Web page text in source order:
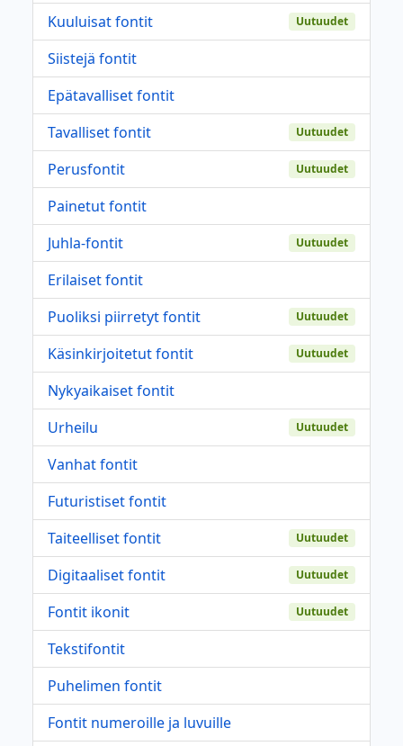
Kuuluisat fontit Uutuudet
Siistejä fontit
Epätavalliset fontit
Tavalliset fontit
Uutuudet
Perusfontit Uutuudet
Painetut fontit
Juhla-fontit
Uutuudet
Erilaiset fontit
Puoliksi piirretyt fontit
Uutuudet
Käsinkirjoitetut fontit Uutuudet
Nykyaikaiset fontit
Urheilu
Uutuudet
Vanhat fontit
Futuristiset fontit
Taiteelliset fontit
Uutuudet
Digitaaliset fontit Uutuudet
Fontit ikonit Uutuudet
Tekstifontit
Puhelimen fontit
Fontit numeroille ja luvuille